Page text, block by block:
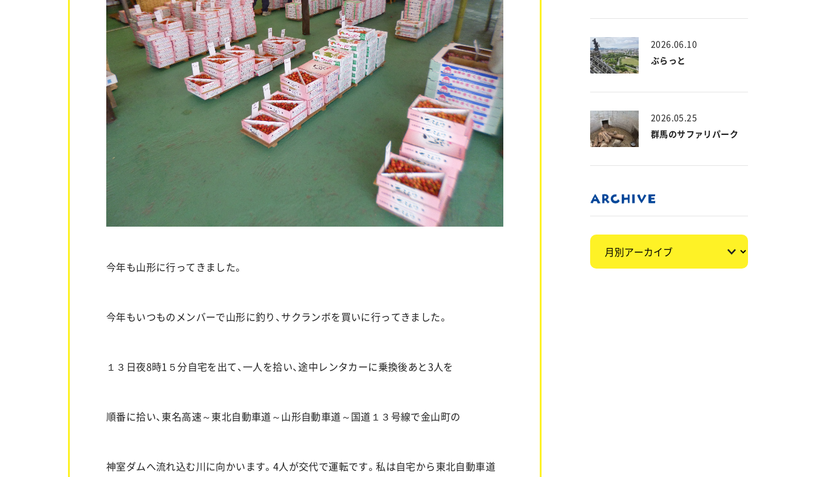
今年も山形に行ってきました。
今年もいつものメンバーで山形に釣り、サクランボを買いに行ってきました。
１３日夜8時1５分自宅を出て、一人を拾い、途中レンタカーに乗換後あと3人を
順番に拾い、東名高速～東北自動車道～山形自動車道～国道１３号線で金山町の
神室ダムへ流れ込む川に向かいます。4人が交代で運転です。私は自宅から東北自動車道
2026.06.10
ぶらっと
2026.05.25
群馬のサファリパーク